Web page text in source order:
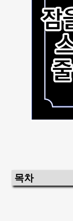
목차